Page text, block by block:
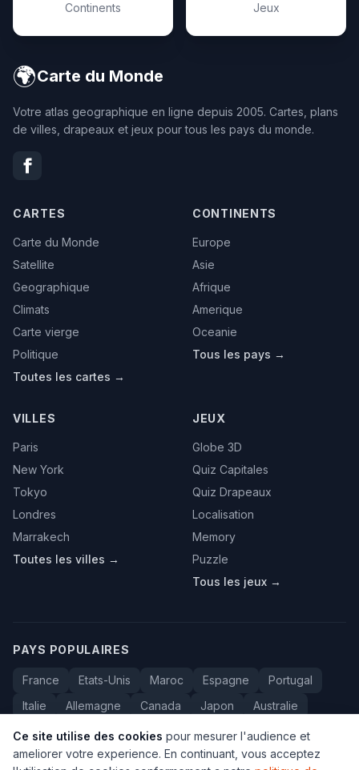
Continents Jeux
🌍Carte du Monde
Votre atlas geographique en ligne depuis 2005. Cartes, plans
de villes, drapeaux et jeux pour tous les pays du monde.
CARTES
Carte du Monde
Satellite
Geographique
Climats
Carte vierge
Politique
Toutes les cartes →
CONTINENTS
Europe
Asie
Afrique
Amerique
Oceanie
Tous les pays →
VILLES
Paris
New York
Tokyo
Londres
Marrakech
Toutes les villes →
JEUX
Globe 3D
Quiz Capitales
Quiz Drapeaux
Localisation
Memory
Puzzle
Tous les jeux →
PAYS POPULAIRES
France Etats-Unis Maroc Espagne
Portugal
Italie
Allemagne Canada Japon
Australie
Bresil
Algerie Tunisie Belgique Drapeaux
Ce site utilise des cookies pour mesurer l'audience et
ameliorer votre experience. En continuant, vous acceptez